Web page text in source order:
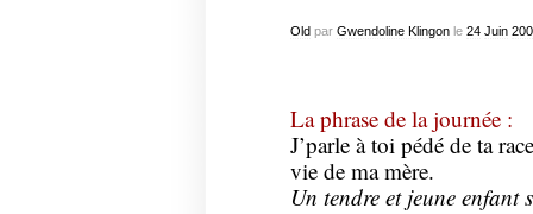
Oldpar Gwendoline Klingonle 24 Juin
La phrase de la journée :
J’parle à toi pédé de ta
vie de ma mère.
Un tendre et jeune enfant